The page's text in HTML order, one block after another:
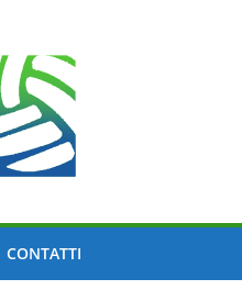
CONTATTI